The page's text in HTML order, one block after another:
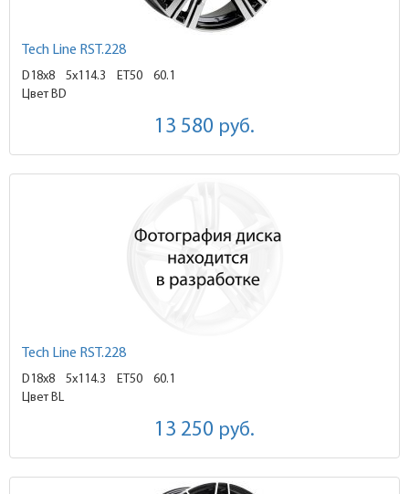
Tech Line RST.228
D18x8 5x114.3 ET50
60.1
Цвет BD
13 580 руб.
Tech Line RST.228
D18x8 5x114.3 ET50
60.1
Цвет BL
13 250 руб.